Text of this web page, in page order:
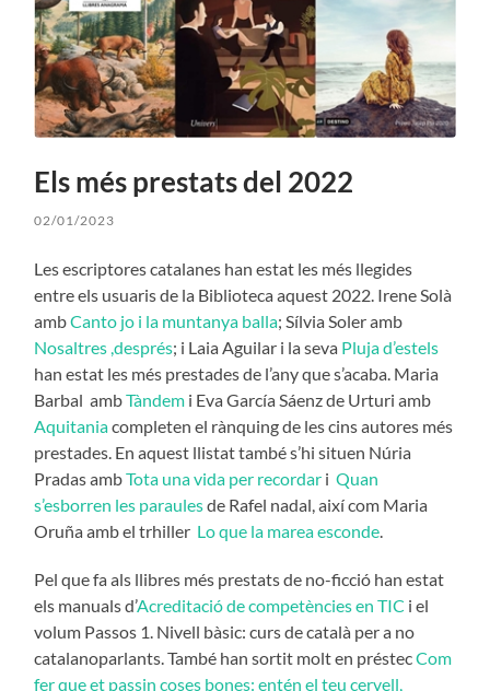
Els més prestats del 2022
02/01/2023
Les escriptores catalanes han estat les més llegides
entre els usuaris de la Biblioteca aquest 2022. Irene Solà
ambCanto jo i la muntanya balla; Sílvia Soler amb
Nosaltres ,després; i Laia Aguilar i la seva Pluja d’estels
han estat les més prestades de l’any que s’acaba. Maria
Barbal ambTàndem i Eva García Sáenz de Urturi amb
Aquitaniacompleten el rànquing de les cins autores més
prestades. En aquest llistat també s’hi situen Núria
Pradas ambTota una vida per recordar i Quan
s’esborren les paraulesde Rafel nadal, així com Maria
Oruña amb el trhiller Lo que la marea esconde.
Pel que fa als llibres més prestats de no-ficció han estat
els manuals d’Acreditació de competències en TIC i el
volum Passos 1. Nivell bàsic: curs de català per a no
catalanoparlants. També han sortit molt en préstecCom
fer que et passin coses bones: entén el teu cervell,